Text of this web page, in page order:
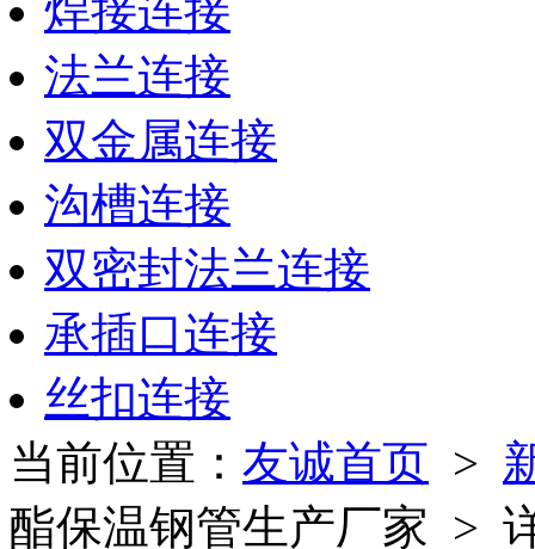
焊接连接
法兰连接
双金属连接
沟槽连接
双密封法兰连接
承插口连接
丝扣连接
当前位置： 友诚首页 >
酯保温钢管生产厂家 >